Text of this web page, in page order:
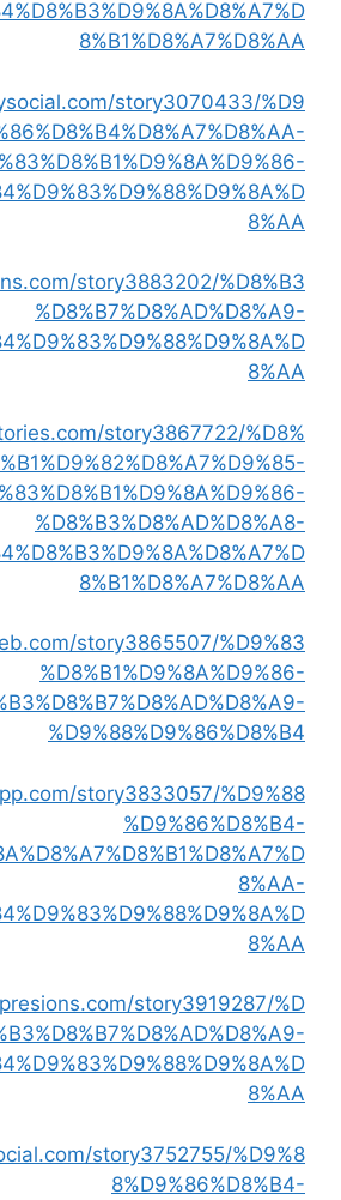
8%B1%D8%A7%D8%AA
story3070433/%D9
8%AA
story3883202/%D8%B3
%D8%B7%D8%AD%D8%A9-
8%AA
story3867722/%D8%
%D8%B3%D8%AD%D8%A8-
8%B1%D8%A7%D8%AA
story3865507/%D9%83
%D8%B1%D9%8A%D9%86-
%D9%88%D9%86%D8%B4
story3833057/%D9%88
%D9%86%D8%B4-
8%AA-
8%AA
story3919287/%D
8%AA
story3752755/%D9%8
8%D9%86%D8%B4-